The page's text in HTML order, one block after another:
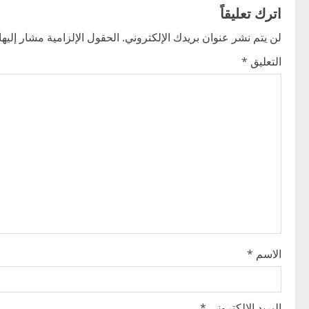
t
n
a
i
o
اترك تعليقاً
لن يتم نشر عنوان بريدك الإلكتروني. الحقول الإلزامية مشار
التعليق *
الاسم *